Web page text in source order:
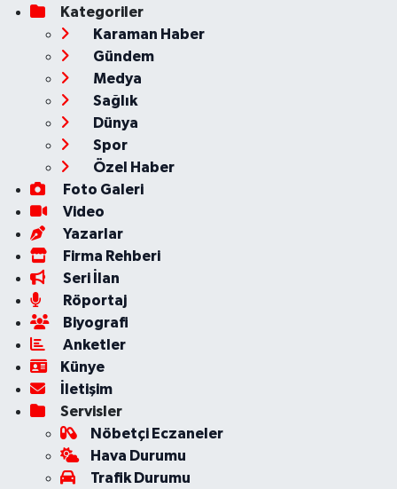
Kategoriler
Karaman Haber
Gündem
Medya
Sağlık
Dünya
Spor
Özel Haber
Foto Galeri
Video
Yazarlar
Firma Rehberi
Seri İlan
Röportaj
Biyografi
Anketler
Künye
İletişim
Servisler
Nöbetçi Eczaneler
Hava Durumu
Trafik Durumu